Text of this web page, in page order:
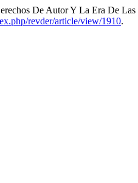
De Autor Y La Era De
revder/article/view/1910.